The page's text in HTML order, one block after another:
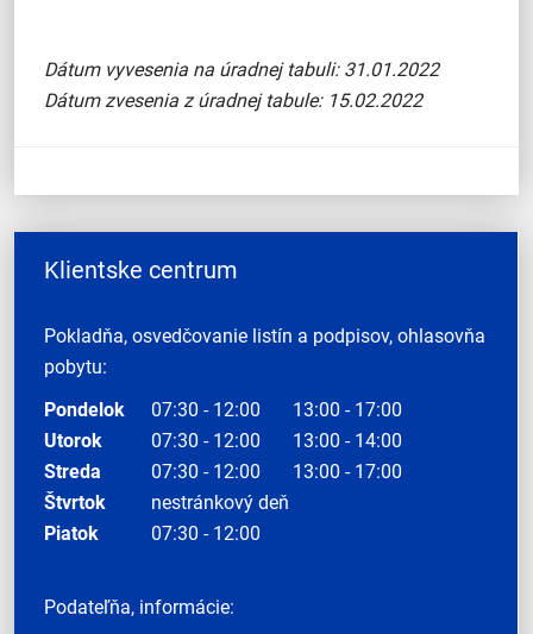
Dátum vyvesenia na úradnej tabuli: 31.01.2022
Dátum zvesenia z úradnej tabule: 15.02.2022
Klientske centrum
Pokladňa, osvedčovanie listín a podpisov, ohlasovňa
pobytu:
Pondelok
07:30 - 12:00
13:00 - 17:00
Utorok
07:30 - 12:00
13:00 - 14:00
Streda
07:30 - 12:00
13:00 - 17:00
Štvrtok
nestránkový deň
Piatok
07:30 - 12:00
Podateľňa, informácie: